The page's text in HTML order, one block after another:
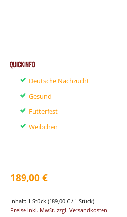
QuickInfo
Deutsche Nachzucht
Gesund
Futterfest
Weibchen
189,00 €
Inhalt: 1 Stück (189,00 € / 1 Stück)
Preise inkl. MwSt. zzgl. Versandkosten